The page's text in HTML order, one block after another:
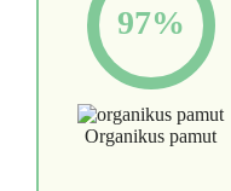
97%
Organikus pamut